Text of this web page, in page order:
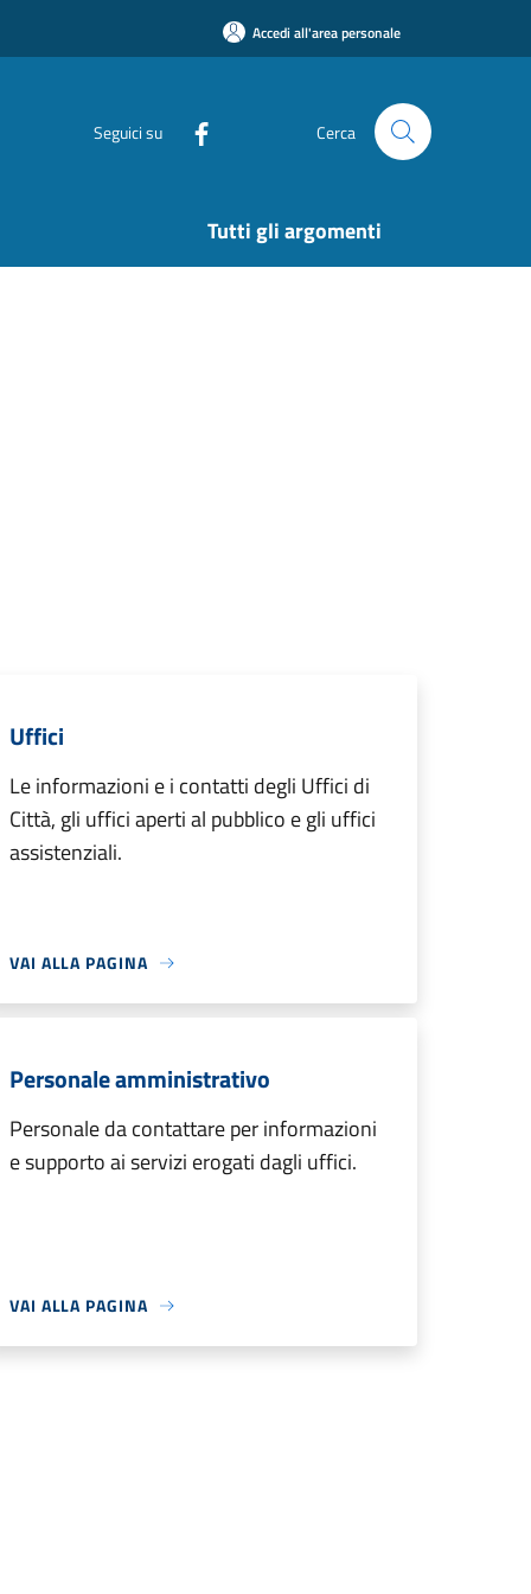
Accedi all'area personale
Seguici su Cerca
Tutti gli argomenti
Uffici
Le informazioni e i contatti degli Uffici di
Città, gli uffici aperti al pubblico e gli uffici
assistenziali.
VAI ALLA PAGINA
Personale amministrativo
Personale da contattare per informazioni
e supporto ai servizi erogati dagli uffici.
VAI ALLA PAGINA